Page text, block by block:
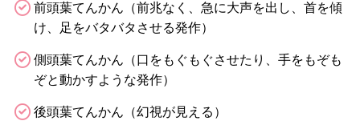
前頭葉てんかん（前兆なく、急に大声を出し、首を傾
け、足をバタバタさせる発作）
側頭葉てんかん（口をもぐもぐさせたり、手をもぞも
ぞと動かすような発作）
後頭葉てんかん（幻視が見える）
採用情報